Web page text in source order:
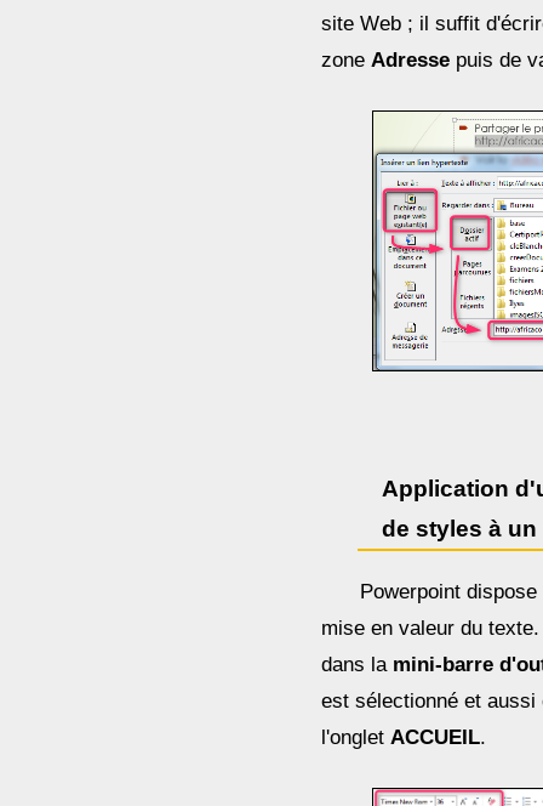
site Web ; il suffit
zone Adresse puis de
Application
de styles à un
Powerpoint
mise en valeur du
dans la mini-barre
est sélectionné et
l'ongletACCUEIL.